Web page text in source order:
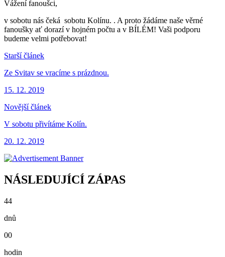
Vážení fanoušci,
v sobotu nás čeká sobotu Kolínu. . A proto žádáme naše věrné
fanoušky ať dorazí v hojném počtu a v BÍLÉM! Vaši podporu
budeme velmi potřebovat!
Starší článek
Ze Svitav se vracíme s prázdnou.
15. 12. 2019
Novější článek
V sobotu přivítáme Kolín.
20. 12. 2019
NÁSLEDUJÍCÍ ZÁPAS
44
dnů
00
hodin